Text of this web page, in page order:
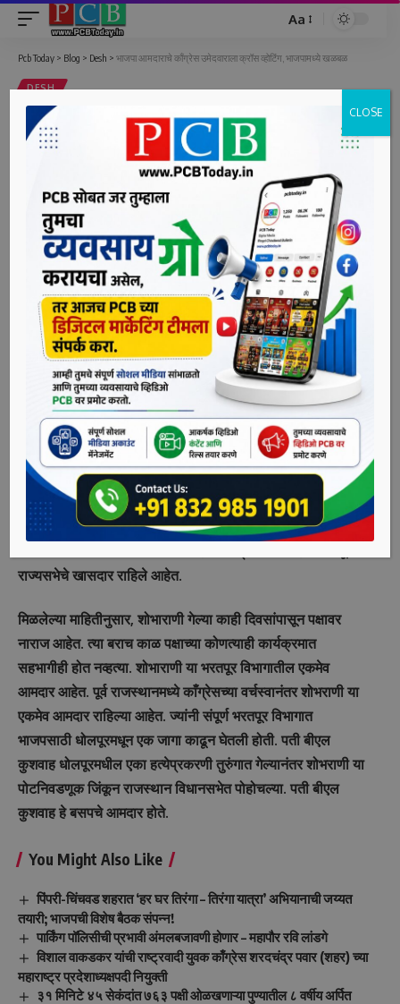
Font
Resizer
Aa
Pcb Today > Blog > Desh > भाजपा आमदाराचे काँग्रेस उमेदवाराला क्रॉस व्होटिंग, भाजपामध्ये खळबळ
DESH
भाजपा आमदाराचे काँग्रेस उमेदवाराला क्रॉस
व्होटिंग, भाजपामध्ये खळबळ
Last updated: June 10, 2022 3:08 pm
bpcauthor
1 Min Read
जयपूर,दि. १० (पीसीबी) : राज्यात सुरू असलेल्या राज्यसभा
निवडणुकीच्या पार्श्वभूमीवर भाजपात पुन्हा एकदा फूट पडल्याचं समोर
आलंय. इथं एकेकाळी वसुंधरा राजेंच्या ताफ्यातील आमदार समजल्या
जाणाऱ्या शोभाराणी कुशवाह यांनी क्रॉस व्होट केल्यानं भाजपच्या गोटात
खळबळ उडालीय. शोभराणी यांनी भाजपच्या घनश्याम तिवारींऐवजी
काँग्रेसच्या प्रमोद तिवारींना मतदान केल्याचं सांगण्यात येतंय.
इकडं निवडणुकीत शोभाराणी यांचं मत नाकारलं गेल्यानं चंद्रा यांना
यावेळी राज्यसभेची जागाही काढता येणार नाही, हेही दिसून येतंय.
उद्योगपती सुभाष चंद्रा यांनी भाजपच्या पाठिंब्यानं राजस्थानमधून
राज्यसभेचे खासदार राहिले आहेत.
मिळलेल्या माहितीनुसार, शोभाराणी गेल्या काही दिवसांपासून पक्षावर
नाराज आहेत. त्या बराच काळ पक्षाच्या कोणत्याही कार्यक्रमात
सहभागीही होत नव्हत्या. शोभाराणी या भरतपूर विभागातील एकमेव
आमदार आहेत. पूर्व राजस्थानमध्ये काँग्रेसच्या वर्चस्वानंतर शोभराणी या
एकमेव आमदार राहिल्या आहेत. ज्यांनी संपूर्ण भरतपूर विभागात
भाजपसाठी धोलपूरमधून एक जागा काढून घेतली होती. पती बीएल
कुशवाह धोलपूरमधील एका हत्येप्रकरणी तुरुंगात गेल्यानंतर शोभराणी या
पोटनिवडणूक जिंकून राजस्थान विधानसभेत पोहोचल्या. पती बीएल
कुशवाह हे बसपचे आमदार होते.
You Might Also Like
पिंपरी-चिंचवड शहरात ‘हर घर तिरंगा – तिरंगा यात्रा’ अभियानाची जय्यत
तयारी; भाजपची विशेष बैठक संपन्न!
पार्किंग पॉलिसीची प्रभावी अंमलबजावणी होणार – महापौर रवि लांडगे
विशाल वाकडकर यांची राष्ट्रवादी युवक काँग्रेस शरदचंद्र पवार (शहर) च्या
महाराष्ट्र प्रदेशाध्यक्षपदी नियुक्ती
३१ मिनिटे ४५ सेकंदांत ७६३ पक्षी ओळखणाऱ्या पुण्यातील ८ वर्षीय अर्पित
CLOSE